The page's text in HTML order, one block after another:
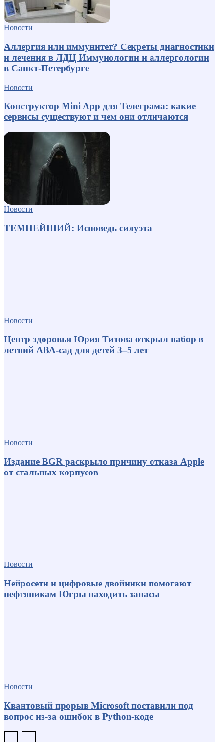
Новости
Аллергия или иммунитет? Секреты диагностики
и лечения в ЛДЦ Иммунологии и аллергологии
в Санкт-Петербурге
Новости
Конструктор Mini App для Телеграма: какие
сервисы существуют и чем они отличаются
Новости
ТЕМНЕЙШИЙ: Исповедь силуэта
Новости
Центр здоровья Юрия Титова открыл набор в
летний АВА-сад для детей 3–5 лет
Новости
Издание BGR раскрыло причину отказа Apple
от стальных корпусов
Новости
Нейросети и цифровые двойники помогают
нефтяникам Югры находить запасы
Новости
Квантовый прорыв Microsoft поставили под
вопрос из-за ошибок в Python-коде